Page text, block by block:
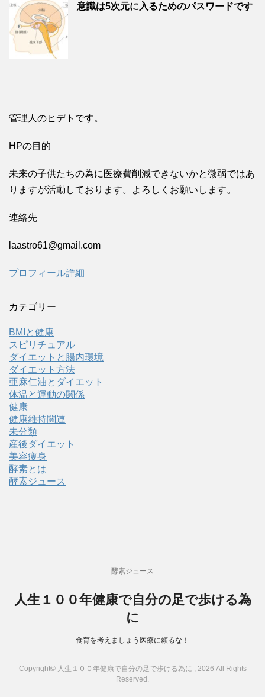
意識は5次元に入るためのパスワードです
管理人のヒデトです。
HPの目的
未来の子供たちの為に医療費削減できないかと微弱ではあ
りますが活動しております。よろしくお願いします。
連絡先
laastro61@gmail.com
プロフィール詳細
カテゴリー
BMIと健康
スピリチュアル
ダイエットと腸内環境
ダイエット方法
亜麻仁油とダイエット
体温と運動の関係
健康
健康維持関連
未分類
産後ダイエット
美容痩身
酵素とは
酵素ジュース
酵素ジュース
人生１００年健康で自分の足で歩ける為
に
食育を考えましょう医療に頼るな！
Copyright© 人生１００年健康で自分の足で歩ける為に , 2026 All Rights
Reserved.